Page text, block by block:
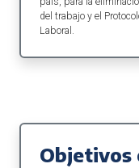
del trabajo y el
Laboral.
Objetivos